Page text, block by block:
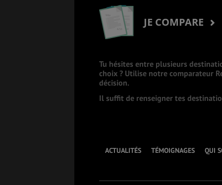
JE COMPARE
Tu hésites entre plusieurs
choix ? Utilise notre comparateur
décision.
Il suffit de renseigner tes
ACTUALITÉS TÉMOIGNAGES QUI